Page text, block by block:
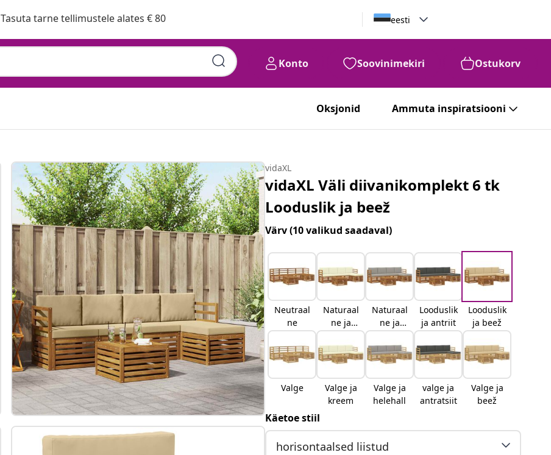
Tasuta tarne tellimustele alates € 80 eesti
Konto Soovinimekiri Ostukorv
Oksjonid Ammuta inspiratsiooni
vidaXL
vidaXL Väli diivanikomplekt 6 tk
Looduslik ja beež
Värv(10 valikud saadaval)
Neutraal
ne
Naturaal
ne ja
kreemjas
Naturaal
ne ja
helehall
Looduslik
ja antriit
Looduslik
ja beež
Valge
Valge ja
kreem
Valge ja
helehall
valge ja
antratsiit
Valge ja
beež
Käetoe stiil
horisontaalsed liistud